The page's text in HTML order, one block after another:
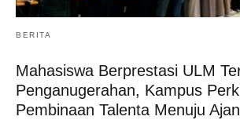
BERITA
Mahasiswa Berprestasi ULM
Penganugerahan, Kampus
Pembinaan Talenta Menuju